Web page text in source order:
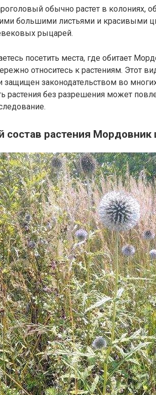
обычно растет в колониях,
большими листьями и красивыми
рыцарей.
посетить места, где обитает
относитесь к растениям. Этот
защищен законодательством во
растения без разрешения может
состав растения